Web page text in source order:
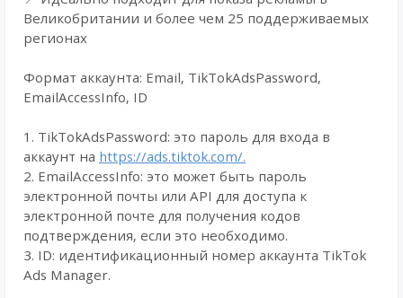
Великобритании и более чем 25 поддерживаемых
регионах
Формат аккаунта: Email, TikTokAdsPassword,
EmailAccessInfo, ID
1. TikTokAdsPassword: это пароль для входа в
аккаунт на https://ads.tiktok.com/.
2. EmailAccessInfo: это может быть пароль
электронной почты или API для доступа к
электронной почте для получения кодов
подтверждения, если это необходимо.
3. ID: идентификационный номер аккаунта TikTok
Ads Manager.